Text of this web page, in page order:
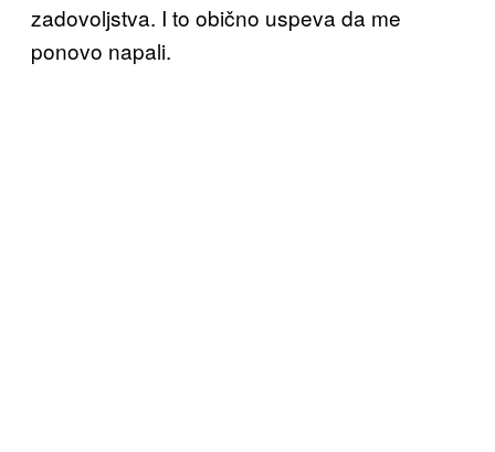
zadovoljstva. I to obično uspeva da me
ponovo napali.